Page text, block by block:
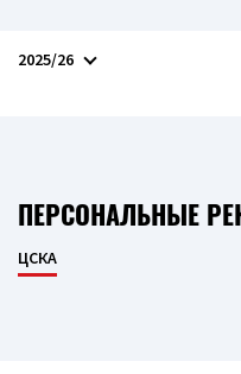
2025/26
ПЕРСОНАЛЬНЫЕ
ЦСКА